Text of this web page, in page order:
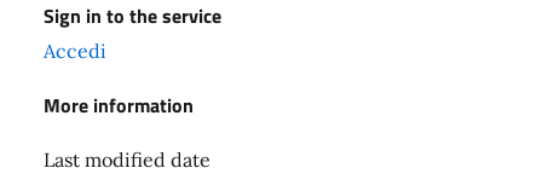
Sign in to the service
Accedi
More information
Last modified date